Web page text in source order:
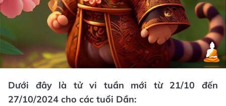
Dưới đây là tử vi tuần mới từ 21/10 đến
27/10/2024 cho các tuổi Dần: